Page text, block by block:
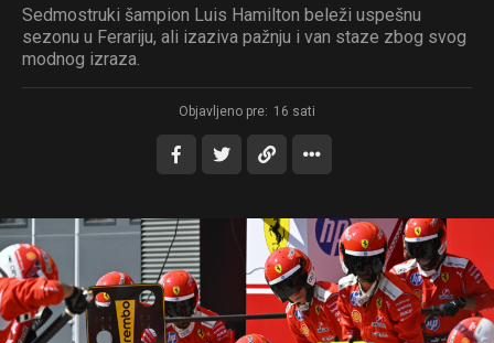
Sedmostruki šampion Luis Hamilton beleži uspešnu
sezonu u Ferariju, ali izaziva pažnju i van staze zbog svog
modnog izraza.
Objavljeno pre: 16 sati